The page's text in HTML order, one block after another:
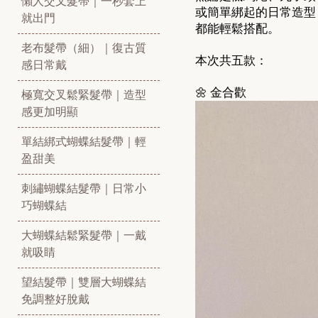
就出門
老布髮帶（細）｜復古質
感日常戴
極寬交叉鬆緊髮帶｜造型
感更加明顯
單結綁式蝴蝶結髮帶｜輕
盈甜美
刺繡蝴蝶結髮帶｜日常小
巧蝴蝶結
大蝴蝶結鬆緊髮帶｜一戴
就吸睛
望結髮帶｜雙層大蝴蝶結
免調整好脫戴
或簡單綁起的日常造
都能輕鬆搭配。
本次共五款：
🌼 金合歡